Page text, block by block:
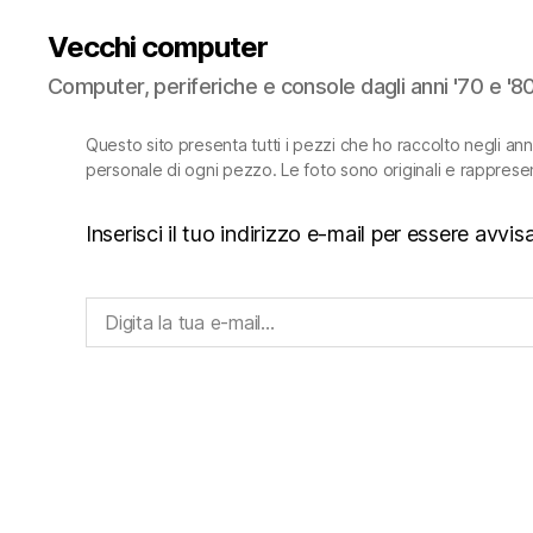
Vecchi computer
Computer, periferiche e console dagli anni '70 e
Questo sito presenta tutti i pezzi che ho raccolto negli
personale di ogni pezzo. Le foto sono originali e
Inserisci il tuo indirizzo e-mail per essere
Digita la tua e-mail...